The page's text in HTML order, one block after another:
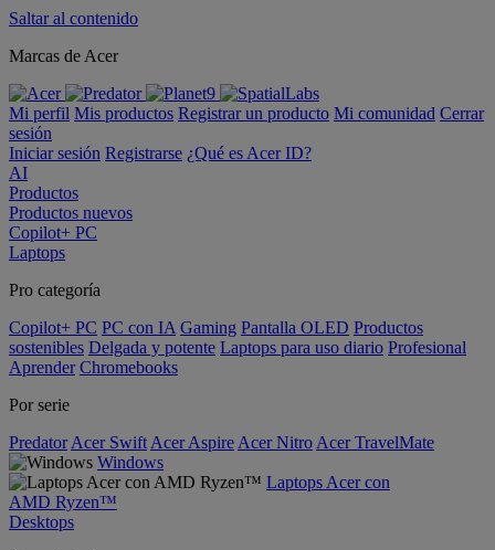
Saltar al contenido
Marcas de Acer
Mi perfil Mis productos Registrar un producto Mi comunidad Cerrar
sesión
Iniciar sesión Registrarse ¿Qué es Acer ID?
AI
Productos
Productos nuevos
Copilot+ PC
Laptops
Pro categoría
Copilot+ PC PC con IA Gaming Pantalla OLED Productos
sostenibles Delgada y potente Laptops para uso diario Profesional
Aprender Chromebooks
Por serie
Predator Acer Swift Acer Aspire Acer Nitro Acer TravelMate
Windows
Laptops Acer con
AMD Ryzen™
Desktops